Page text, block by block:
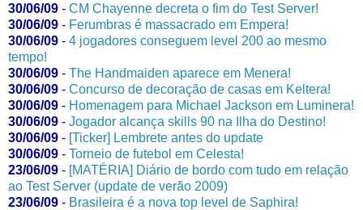
30/06/09 - CM Chayenne decreta o fim do Test Server!
30/06/09 - Ferumbras é massacrado em Empera!
30/06/09 - 4 jogadores conseguem level 200 ao mesmo
tempo!
30/06/09 - The Handmaiden aparece em Menera!
30/06/09 - Concurso de decoração de casas em Keltera!
30/06/09 - Homenagem para Michael Jackson em Luminera!
30/06/09 - Jogador alcança skills 90 na Ilha do Destino!
30/06/09 - [Ticker] Lembrete antes do update
30/06/09 - Torneio de futebol em Celesta!
23/06/09 - [MATÉRIA] Diário de bordo com tudo em relação
ao Test Server (update de verão 2009)
23/06/09 - Brasileira é a nova top level de Saphira!